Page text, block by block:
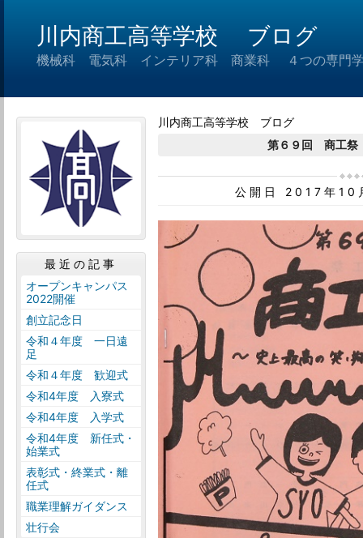
川内商工高等学校 ブログ
機械科 電気科 インテリア科 商業科 ４つの専門学
川内商工高等学校 ブログ
第６９回 商工祭
公開日 2017年10
最近の記事
オープンキャンパス
2022開催
創立記念日
令和４年度 一日遠
足
令和４年度 歓迎式
令和4年度 入寮式
令和4年度 入学式
令和4年度 新任式・
始業式
表彰式・終業式・離
任式
職業理解ガイダンス
壮行会